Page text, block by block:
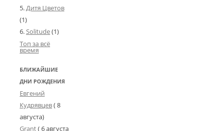
э
п
з
о
1
0
5
"
С
и
н
е
Г
э
р
2
Дитя Цветов
(1)
Solitude(1)
Топ за всё
время
БЛИЖАЙШИЕ
ДНИ РОЖДЕНИЯ
Евгений
Кудрявцев( 8
августа)
Grant(6 августа